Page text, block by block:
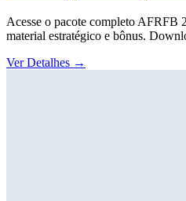
Acesse o pacote completo AFRFB
material estratégico e bônus.
Ver Detalhes →